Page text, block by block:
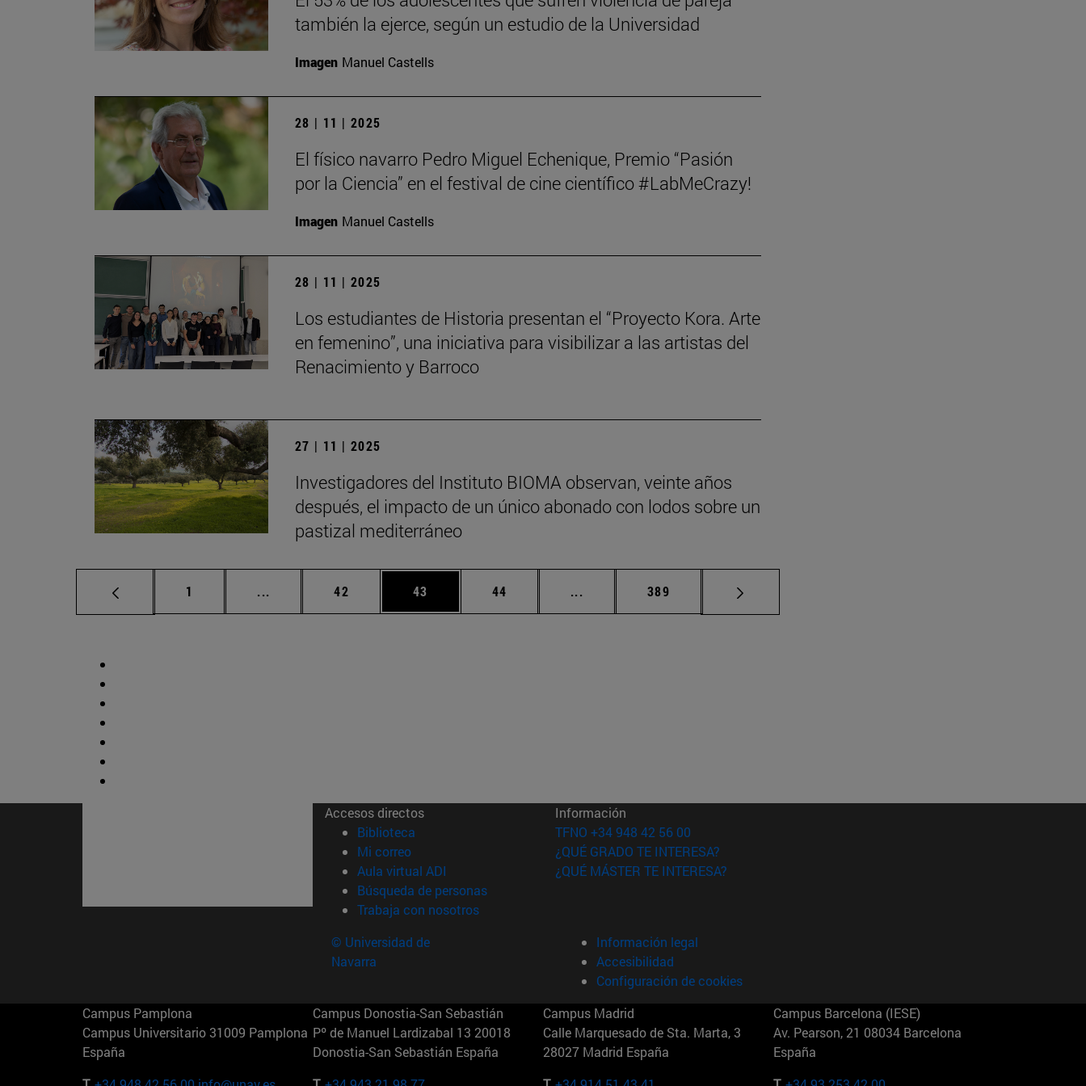
también la ejerce, según un estudio de la Universidad
Imagen Manuel Castells
28 | 11 | 2025
El físico navarro Pedro Miguel Echenique, Premio “Pasión
por la Ciencia” en el festival de cine científico #LabMeCrazy!
Imagen Manuel Castells
28 | 11 | 2025
Los estudiantes de Historia presentan el “Proyecto Kora. Arte
en femenino”, una iniciativa para visibilizar a las artistas del
Renacimiento y Barroco
27 | 11 | 2025
Investigadores del Instituto BIOMA observan, veinte años
después, el impacto de un único abonado con lodos sobre un
pastizal mediterráneo
Página
1 ... Páginas intermedias Use TAB para desplazarse.
Página
42 Página
43 Página
44 ... Páginas intermedias Use TAB para desplazarse.
Página
389
Accesos directos
Biblioteca (abre en nueva ventana)
Mi correo(abre en nueva ventana)
Aula virtual ADI (abre en nueva ventana)
Búsqueda de personas(abre en nueva ventana)
Trabaja con nosotros(abre en nueva ventana)
Información
TFNO +34 948 42 56 00
¿QUÉ GRADO TE INTERESA?
¿QUÉ MÁSTER TE INTERESA?
© Universidad de
Navarra
Información legal
Accesibilidad
Configuración de cookies
Campus Pamplona
Campus Universitario 31009 Pamplona
España
Campus Donostia-San Sebastián
Pº de Manuel Lardizabal 13 20018
Donostia-San Sebastián España
Campus Madrid
Calle Marquesado de Sta. Marta, 3
28027 Madrid España
Campus Barcelona (IESE)
Av. Pearson, 21 08034 Barcelona
España